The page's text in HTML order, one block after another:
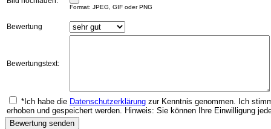
Format: JPEG, GIF oder PNG
Bewertung
Bewertungstext:
*Ich habe die Datenschutzerklärung zur Kenntnis genommen. Ich
erhoben und gespeichert werden. Hinweis: Sie können Ihre Einwilligung